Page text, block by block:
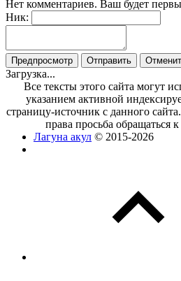
Нет комментариев. Ваш будет
Ник:
Загрузка...
Все тексты этого сайта могут
указанием активной
страницу-источник с данного
права просьба обращаться
Лагуна акул © 2015-2026